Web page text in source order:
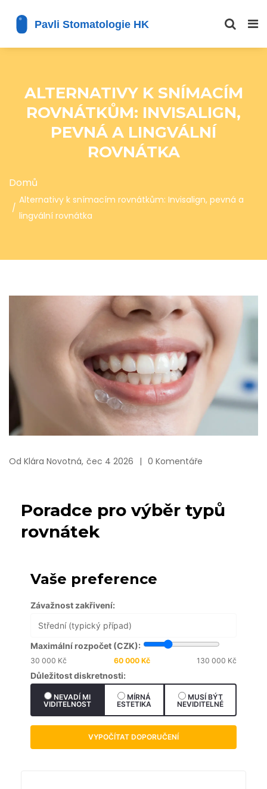
ALTERNATIVY K SNÍMACÍM
ROVNÁTKŮM: INVISALIGN,
PEVNÁ A LINGVÁLNÍ
ROVNÁTKA
Domů
Alternativy k snímacím rovnátkům: Invisalign, pevná a
lingvální rovnátka
Od Klára Novotná, čec 4 2026 0 Komentáře
Poradce pro výběr typů
rovnátek
Vaše preference
Závažnost zakřivení:
Maximální rozpočet (CZK):
30 000 Kč 60 000 Kč 130 000 Kč
Důležitost diskretnosti:
NEVADÍ MI
VIDITELNOST
MÍRNÁ
ESTETIKA
MUSÍ BÝT
NEVIDITELNÉ
VYPOČÍTAT DOPORUČENÍ